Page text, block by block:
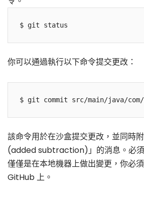
$ git status
你可以通過執行以下命令提交更改：
$ git commit src/main/java/
該命令用於在沙盒提交更改，並同時
(added subtraction)」的消息。必須
僅僅是在本地機器上做出變更，你必
GitHub 上。